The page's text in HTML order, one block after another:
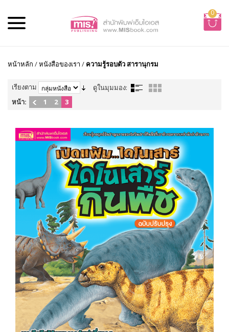
0
หน้าหลัก /หนังสือของเรา / ความรู้รอบตัว สารานุกรม
เรียงตาม
ดูในมุมมอง:
หน้า:
1 2 3